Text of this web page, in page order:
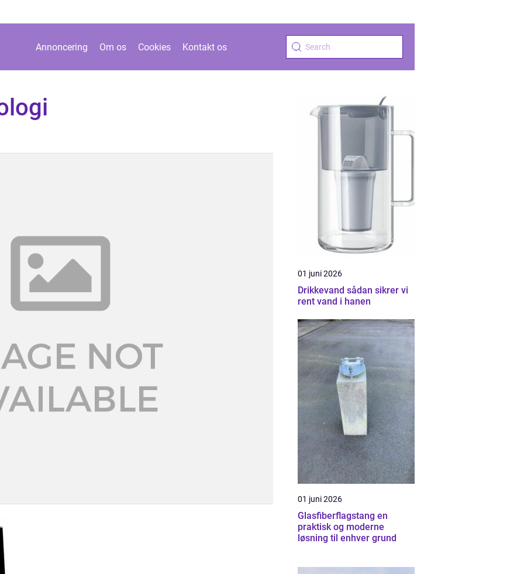
Annoncering Om os Cookies Kontakt os
01 juni 2026
Drikkevand sådan sikrer vi
rent vand i hanen
01 juni 2026
Glasfiberflagstang en
praktisk og moderne
løsning til enhver grund